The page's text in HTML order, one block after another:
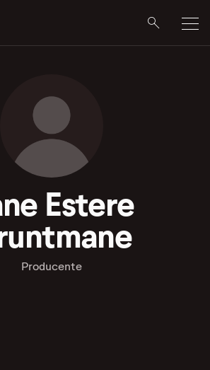
Estere
Producente